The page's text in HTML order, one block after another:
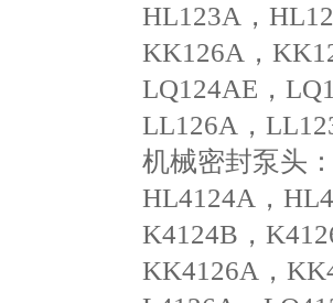
HL123A，
KK126A，
LQ124AE，
LL126A，
机械密封泵头
HL4124A，
K4124B，
KK4126A，